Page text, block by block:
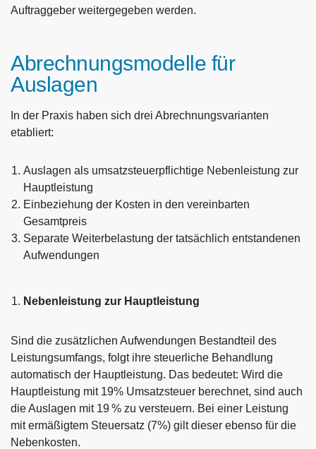
Auftraggeber weitergegeben werden.
Abrechnungsmodelle für
Auslagen
In der Praxis haben sich drei Abrechnungsvarianten
etabliert:
Auslagen als umsatzsteuerpflichtige Nebenleistung zur
Hauptleistung
Einbeziehung der Kosten in den vereinbarten
Gesamtpreis
Separate Weiterbelastung der tatsächlich entstandenen
Aufwendungen
Nebenleistung zur Hauptleistung
Sind die zusätzlichen Aufwendungen Bestandteil des
Leistungsumfangs, folgt ihre steuerliche Behandlung
automatisch der Hauptleistung. Das bedeutet: Wird die
Hauptleistung mit 19% Umsatzsteuer berechnet, sind auch
die Auslagen mit 19 % zu versteuern. Bei einer Leistung
mit ermäßigtem Steuersatz (7%) gilt dieser ebenso für die
Nebenkosten.